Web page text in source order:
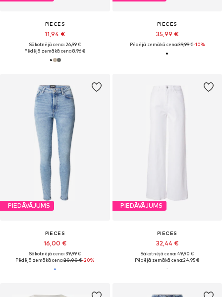
PIECES
11,94 €
Sākotnējā cena: 26,99 €
Pēdējā zemākā cena:8,96 €
PIECES
35,99 €
Pēdējā zemākā cena:39,99 €-10%
PIEDĀVĀJUMS
PIECES
16,00 €
Sākotnējā cena: 39,99 €
Pēdējā zemākā cena:20,00 €-20%
PIEDĀVĀJUMS
PIECES
32,44 €
Sākotnējā cena: 49,90 €
Pēdējā zemākā cena:24,95 €